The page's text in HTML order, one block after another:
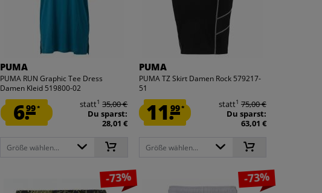
PUMA
PUMA RUN Graphic Tee Dress
Damen Kleid 519800-02
6.99* statt1 35,00 €
Du sparst:
28,01 €
Größe wählen...
PUMA
PUMA TZ Skirt Damen Rock 579217-
51
11.99* statt1 75,00 €
Du sparst:
63,01 €
Größe wählen...
-73% -73%